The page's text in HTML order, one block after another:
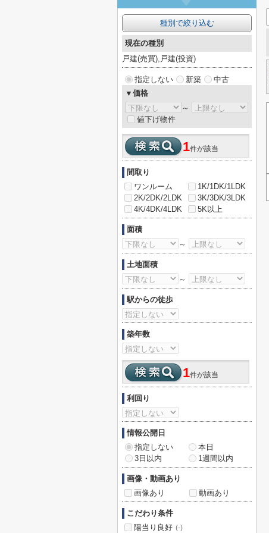
種別で絞り込む
現在の種別
戸建(売買),戸建(投資)
指定しない 新築
中古
▼価格
～
値下げ物件
1件が該当
間取り
ワンルーム
1K/1DK/1LDK
2K/2DK/2LDK
3K/3DK/3LDK
4K/4DK/4LDK
5K以上
面積
～
土地面積
～
駅からの徒歩
築年数
1件が該当
利回り
情報公開日
指定しない
本日
3日以内
1週間以内
画像・動画あり
画像あり
動画あり
こだわり条件
陽当り良好 (-)